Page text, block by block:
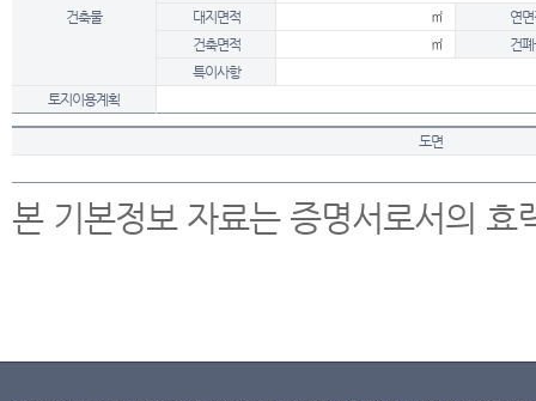
건축물
대지면적
㎡
연
건축면적
㎡
건
특이사항
토지이용계획
도면
본 기본정보 자료는 증명서로서의 효